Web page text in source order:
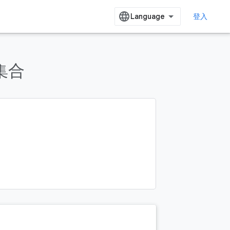
登入
合